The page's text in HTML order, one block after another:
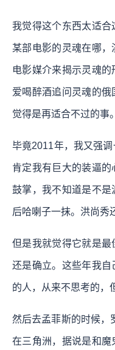
我觉得这个东西太适
某部电影的灵魂在哪
电影媒介来揭示灵魂
爱喝醉酒追问灵魂的
觉得是再适合不过的事。
毕竟2011年，我又强调
肯定我有巨大的装逼
鼓掌，我不知道是不是
后哈喇子一抹。洪尚秀
但是我就觉得它就是
还是确立。这些年我
的人，从来不思考的，
然后去孟菲斯的时候，
在三角洲，据说是和